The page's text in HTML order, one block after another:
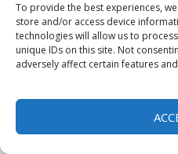
To provide the best experiences,
store and/or access device
technologies will allow us to
unique IDs on this site. Not
adversely affect certain features
–
Sinopsis Capítulo7:
John Deathha conseguido